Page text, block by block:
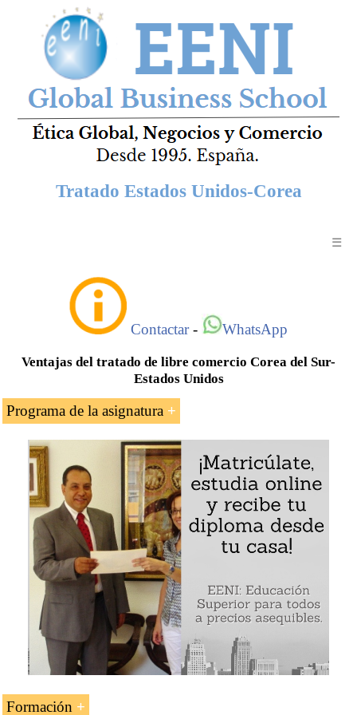
Tratado Estados Unidos-Corea
☰
Contactar- WhatsApp
Ventajas del tratado de libre comercio Corea del Sur-
Estados Unidos
Programa de la asignatura
Introducción al tratado de libre comercio
Unidos-Corea del Sur
Beneficios del acuerdo para los exportadores
Ventajas del tratado para la agricultura,
manufactura, industria automotriz, alta tecnología,
servicios, servicios financieros
Capítulo de
inversiones del tratado Estados
Unidos-Corea
Caso de estudio: exportaciones de las pequeñas y
medianas empresas americanas a Corea del Sur
Reglas de origen
Valor del contenido regional
Formación